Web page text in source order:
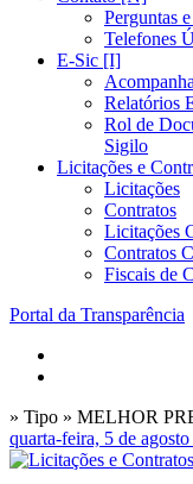
Perguntas
Telefones
E-Sic [I]
Relatórios
Rol de
Sigilo
Licitações e
Licitações
Contratos
Licitações
Contratos
Fiscais de
Portal da Transparência
» Tipo » MELHOR
quarta-feira, 5 de